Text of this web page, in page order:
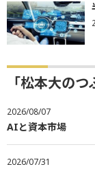
「松本大の
2026/08/07
AIと資本市場
2026/07/31